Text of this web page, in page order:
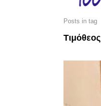
Posts in tag
Τιμόθεος